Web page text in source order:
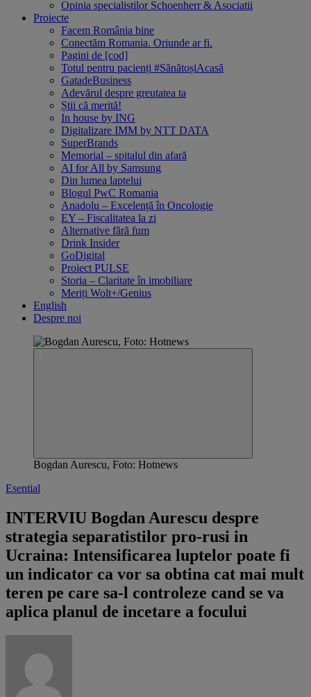
Opinia specialistilor Schoenherr & Asociatii
Proiecte
Facem România bine
Conectăm Romania. Oriunde ar fi.
Pagini de [cod]
Totul pentru pacienți #SănătoșiAcasă
GatadeBusiness
Adevărul despre greutatea ta
Știi că merită!
In house by ING
Digitalizare IMM by NTT DATA
SuperBrands
Memorial – spitalul din afară
AI for All by Samsung
Din lumea laptelui
Blogul PwC Romania
Anadolu – Excelență în Oncologie
EY – Fiscalitatea la zi
Alternative fără fum
Drink Insider
GoDigital
Proiect PULSE
Storia – Claritate în imobiliare
Meriți Wolt+/Genius
English
Despre noi
Bogdan Aurescu, Foto: Hotnews
Esential
​INTERVIU Bogdan Aurescu despre
strategia separatistilor pro-rusi in
Ucraina: Intensificarea luptelor poate fi
un indicator ca vor sa obtina cat mai mult
teren pe care sa-l controleze cand se va
aplica planul de incetare a focului